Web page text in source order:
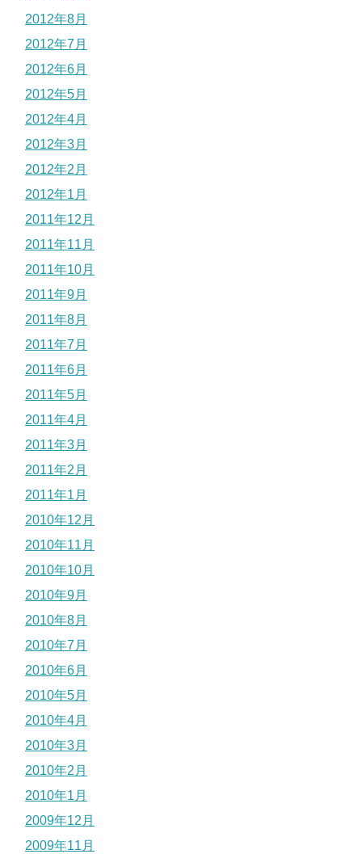
2012年8月
2012年7月
2012年6月
2012年5月
2012年4月
2012年3月
2012年2月
2012年1月
2011年12月
2011年11月
2011年10月
2011年9月
2011年8月
2011年7月
2011年6月
2011年5月
2011年4月
2011年3月
2011年2月
2011年1月
2010年12月
2010年11月
2010年10月
2010年9月
2010年8月
2010年7月
2010年6月
2010年5月
2010年4月
2010年3月
2010年2月
2010年1月
2009年12月
2009年11月